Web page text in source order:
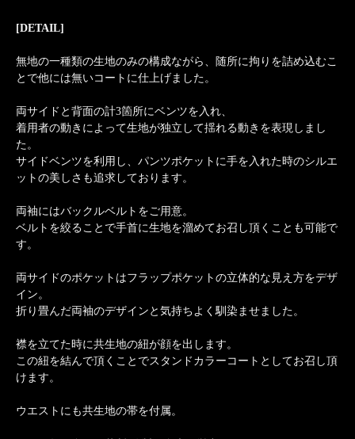
[DETAIL]
無地の一種類の生地のみの構成ながら、随所に拘りを詰め込むこ
とで他には無いコートに仕上げました。
両サイドと背面の計3箇所にベンツを入れ、
着用者の動きによって生地が独立して揺れる動きを表現しまし
た。
サイドベンツを利用し、パンツポケットに手を入れた時のシルエ
ットの美しさも追求しております。
両袖にはバックルベルトをご用意。
ベルトを絞ることで手首に生地を溜めてお召し頂くことも可能で
す。
両サイドのポケットはフラップポケットの立体的な見え方をデザ
イン。
折り畳んだ両袖のデザインと気持ちよく馴染ませました。
襟を立てた時に共生地の紐が顔を出します。
この紐を結んで頂くことでスタンドカラーコートとしてお召し頂
けます。
ウエストにも共生地の帯を付属。